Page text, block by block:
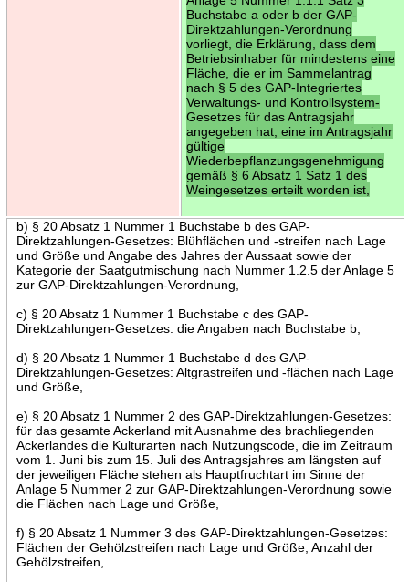
Buchstabe a oder b der GAP-
Direktzahlungen-Verordnung
vorliegt, die Erklärung, dass dem
Betriebsinhaber für mindestens eine
Fläche, die er im Sammelantrag
nach § 5 des GAP-Integriertes
Verwaltungs- und Kontrollsystem-
Gesetzes für das Antragsjahr
angegeben hat, eine im Antragsjahr
gültige
Wiederbepflanzungsgenehmigung
gemäß § 6 Absatz 1 Satz 1 des
Weingesetzes erteilt worden ist,
b) § 20 Absatz 1 Nummer 1 Buchstabe b des GAP-
Direktzahlungen-Gesetzes: Blühflächen und -streifen nach Lage
und Größe und Angabe des Jahres der Aussaat sowie der
Kategorie der Saatgutmischung nach Nummer 1.2.5 der Anlage 5
zur GAP-Direktzahlungen-Verordnung,
c) § 20 Absatz 1 Nummer 1 Buchstabe c des GAP-
Direktzahlungen-Gesetzes: die Angaben nach Buchstabe b,
d) § 20 Absatz 1 Nummer 1 Buchstabe d des GAP-
Direktzahlungen-Gesetzes: Altgrastreifen und -flächen nach Lage
und Größe,
e) § 20 Absatz 1 Nummer 2 des GAP-Direktzahlungen-Gesetzes:
für das gesamte Ackerland mit Ausnahme des brachliegenden
Ackerlandes die Kulturarten nach Nutzungscode, die im Zeitraum
vom 1. Juni bis zum 15. Juli des Antragsjahres am längsten auf
der jeweiligen Fläche stehen als Hauptfruchtart im Sinne der
Anlage 5 Nummer 2 zur GAP-Direktzahlungen-Verordnung sowie
die Flächen nach Lage und Größe,
f) § 20 Absatz 1 Nummer 3 des GAP-Direktzahlungen-Gesetzes:
Flächen der Gehölzstreifen nach Lage und Größe, Anzahl der
Gehölzstreifen,